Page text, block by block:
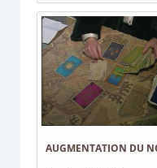
AUGMENTATION DU